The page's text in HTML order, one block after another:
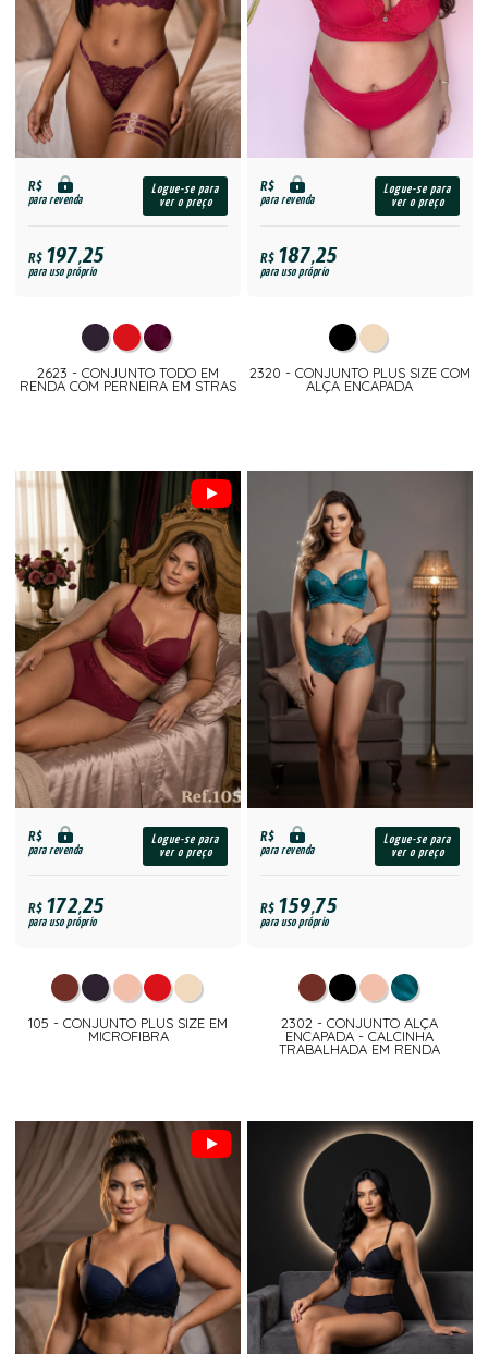
R$
para revenda
Logue-se para
ver o preço
R$197,25
para uso próprio
2623 - CONJUNTO TODO EM
RENDA COM PERNEIRA EM STRAS
R$
para revenda
Logue-se para
ver o preço
R$187,25
para uso próprio
2320 - CONJUNTO PLUS SIZE COM
ALÇA ENCAPADA
R$
para revenda
Logue-se para
ver o preço
R$172,25
para uso próprio
105 - CONJUNTO PLUS SIZE EM
MICROFIBRA
R$
para revenda
Logue-se para
ver o preço
R$159,75
para uso próprio
2302 - CONJUNTO ALÇA
ENCAPADA - CALCINHA
TRABALHADA EM RENDA